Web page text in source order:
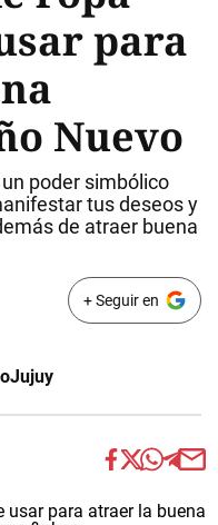
para
Nuevo
poder simbólico
tus deseos y
de atraer buena
+ Seguir en